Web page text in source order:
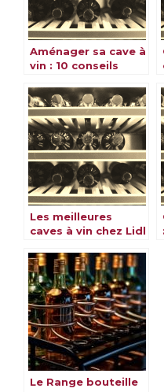
Aménager sa cave à
vin : 10 conseils
Les meilleures
caves à vin chez Lidl
Le Range bouteille